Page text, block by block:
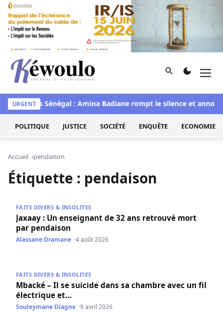
Aller au contenu
Kéwoulo, le premier site d'information et d'investigation
Rechercher
URGENT
Miss Sénégal : Amina Badiane rompt le silence et
POLITIQUE JUSTICE SOCIÉTÉ ENQUÊTE ECONOMIE
Accueil pendaison
Étiquette : pendaison
FAITS DIVERS & INSOLITES
Jaxaay : Un enseignant de 32 ans retrouvé mort
par pendaison
Alassane Dramane 4 août 2026
FAITS DIVERS & INSOLITES
Mbacké – Il se suicide dans sa chambre avec un fil
électrique et…
Souleymane Diagne 9 avril 2026